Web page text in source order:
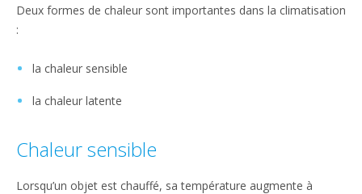
Deux formes de chaleur sont importantes dans la climatisation
:
la chaleur sensible
la chaleur latente
Chaleur sensible
Lorsqu’un objet est chauffé, sa température augmente à